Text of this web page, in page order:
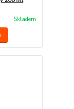
Skladem